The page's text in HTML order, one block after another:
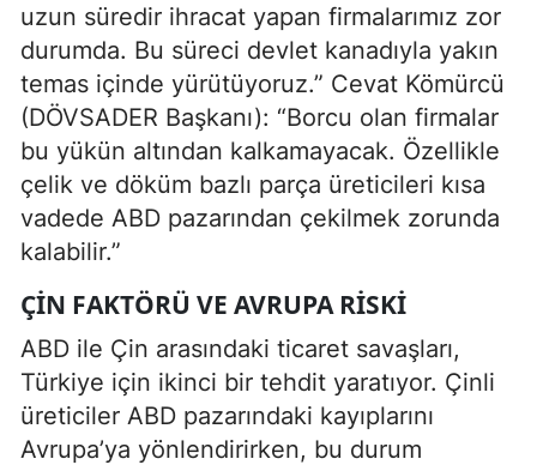
uzun süredir ihracat yapan firmalarımız zor
durumda. Bu süreci devlet kanadıyla yakın
temas içinde yürütüyoruz.” Cevat Kömürcü
(DÖVSADER Başkanı): “Borcu olan firmalar
bu yükün altından kalkamayacak. Özellikle
çelik ve döküm bazlı parça üreticileri kısa
vadede ABD pazarından çekilmek zorunda
kalabilir.”
ÇIN FAKTÖRÜ VE AVRUPA RISKI
ABD ile Çin arasındaki ticaret savaşları,
Türkiye için ikinci bir tehdit yaratıyor. Çinli
üreticiler ABD pazarındaki kayıplarını
Avrupa’ya yönlendirirken, bu durum